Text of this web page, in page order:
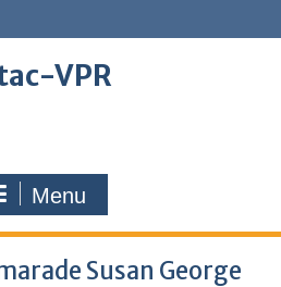
VPR
Menu
Susan George